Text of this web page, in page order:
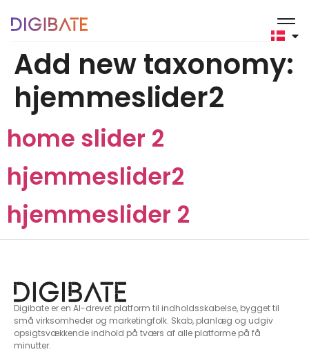
Add new taxonomy:
hjemmeslider2
home slider 2
hjemmeslider2
hjemmeslider 2
Digibate er en AI-drevet platform til indholdsskabelse, bygget til
små virksomheder og marketingfolk. Skab, planlæg og udgiv
opsigtsvækkende indhold på tværs af alle platforme på få
minutter.